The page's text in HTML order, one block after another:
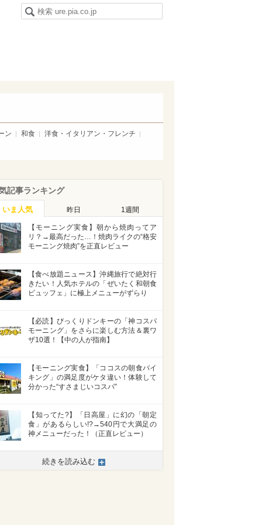
ン 和食 洋食・イタリアン・フレンチ
記事ランキング
いま人気 昨日 1週間
【モーニング実食】朝から焼肉ってア
リ？→最高だった…！焼肉ライクの“格安
モーニング焼肉”を正直レビュー
【食べ放題ニュース】沖縄旅行で絶対行
きたい！人気ホテルの「ぜいたく和朝食
ビュッフェ」に極上メニューがずらり
【必読】びっくりドンキーの「神コスパ
モーニング」をさらに楽しむ方法＆裏ワ
ザ10選！【中の人が指南】
【モーニング実食】「ココスの朝食バイ
キング」の満足度がケタ違い！体験して
分かった“すさまじいコスパ”
【知ってた?】「日高屋」に幻の「朝定
食」があるらしい!?→540円で大満足の
神メニューだった！（正直レビュー）
続きを読み込む